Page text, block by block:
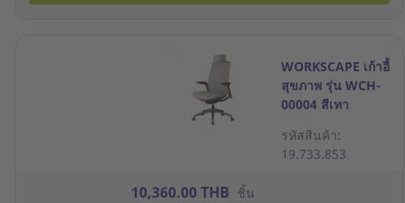
WORKSCAPE เก้าอี้
สุขภาพ รุ่น WCH-
00004 สีเทา
รหัสสินค้า:
19.733.853
10,360.00 THB ชิ้น